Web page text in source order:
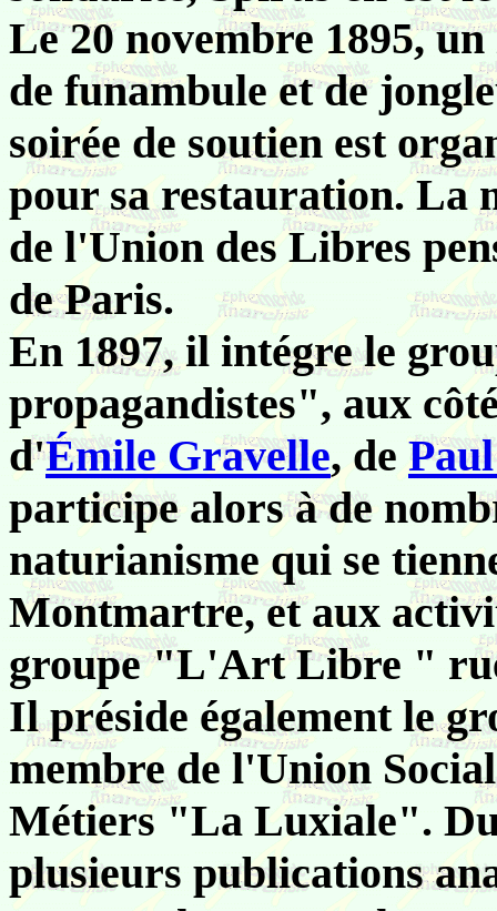
Le 20 novembre 1895,
de funambule et de
soirée de soutien est
pour sa restauration. La
de l'Union des Libres
de Paris.
En 1897, il intégre le
propagandistes", aux
d'Émile Gravelle, de
participe alors à de
naturianisme qui se
Montmartre, et aux
groupe "L'Art Libre "
Il préside également le
membre de l'Union
Métiers "La Luxiale".
plusieurs publications